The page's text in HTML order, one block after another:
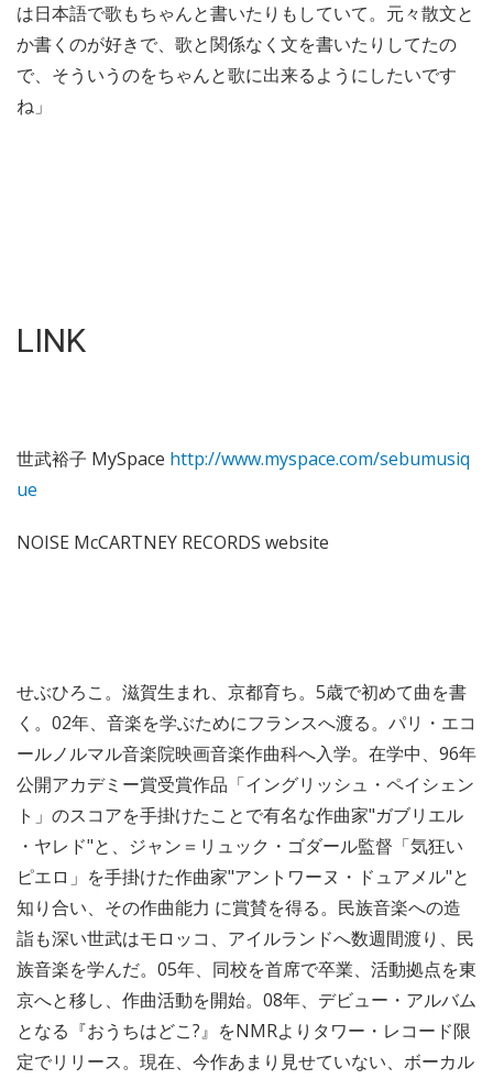
は日本語で歌もちゃんと書いたりもしていて。元々散文と
か書くのが好きで、歌と関係なく文を書いたりしてたの
で、そういうのをちゃんと歌に出来るようにしたいです
ね」
LINK
世武裕子 MySpace http://www.myspace.com/sebumusiq
ue
NOISE McCARTNEY RECORDS website
せぶひろこ。滋賀生まれ、京都育ち。5歳で初めて曲を書
く。02年、音楽を学ぶためにフランスへ渡る。パリ・エコ
ールノルマル音楽院映画音楽作曲科へ入学。在学中、96年
公開アカデミー賞受賞作品「イングリッシュ・ペイシェン
ト」のスコアを手掛けたことで有名な作曲家"ガブリエル
・ヤレド"と、ジャン＝リュック・ゴダール監督「気狂い
ピエロ」を手掛けた作曲家"アントワーヌ・ドュアメル"と
知り合い、その作曲能力 に賞賛を得る。民族音楽への造
詣も深い世武はモロッコ、アイルランドへ数週間渡り、民
族音楽を学んだ。05年、同校を首席で卒業、活動拠点を東
京へと移し、作曲活動を開始。08年、デビュー・アルバム
となる『おうちはどこ?』をNMRよりタワー・レコード限
定でリリース。現在、今作あまり見せていない、ボーカル